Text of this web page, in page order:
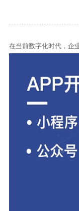
在当前数字化时代，企